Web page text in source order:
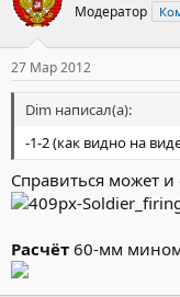
Модератор
27 Мар 2012
Dim написал(а):
-1-2 (как видно на
Справиться может
Расчёт 60-мм